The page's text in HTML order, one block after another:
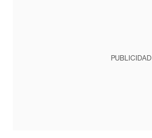
PUBLICIDAD